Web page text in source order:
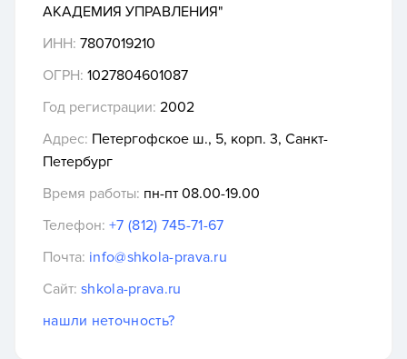
АКАДЕМИЯ УПРАВЛЕНИЯ"
ИНН: 7807019210
ОГРН: 1027804601087
Год регистрации: 2002
Адрес: Петергофское ш., 5, корп. 3, Санкт-
Петербург
Время работы: пн-пт 08.00-19.00
Телефон: +7 (812) 745-71-67
Почта: info@shkola-prava.ru
Сайт: shkola-prava.ru
нашли неточность?